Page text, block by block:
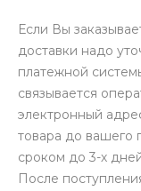
Если Вы
доставки надо
платежной
связывается
электронный
товара до вашего
сроком до 3-х
После